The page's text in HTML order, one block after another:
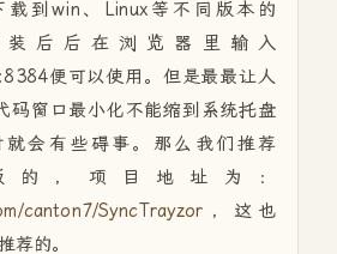
到win、Linux等不同版本的
装后后在浏览器里输入
便可以使用。但是最最让人
码窗口最小化不能缩到系统托盘
就会有些碍事。那么我们推荐
的，项目地址为：
canton7/SyncTrayzor ，这也
荐的。